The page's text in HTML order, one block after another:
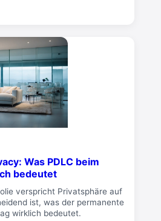
Was PDLC beim
bedeutet
verspricht Privatsphäre auf
ist, was der permanente
wirklich bedeutet.